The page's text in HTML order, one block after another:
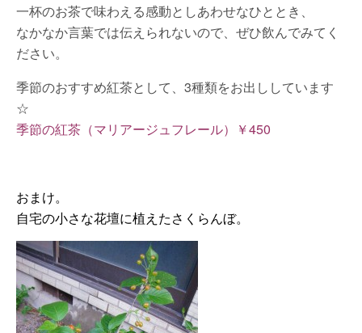
一杯のお茶で味わえる感動としあわせなひととき、
なかなか言葉では伝えられないので、ぜひ飲んでみてく
ださい。
季節のおすすめ紅茶として、3種類をお出ししています
☆
季節の紅茶（マリアージュフレール）￥450
おまけ。
自宅の小さな花壇に植えたさくらんぼ。